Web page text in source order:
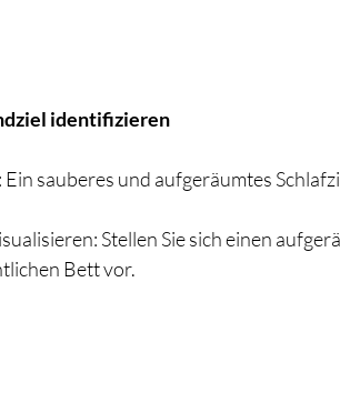
identifizieren
Ein sauberes und aufgeräumtes
Stellen Sie sich einen
Bett vor.